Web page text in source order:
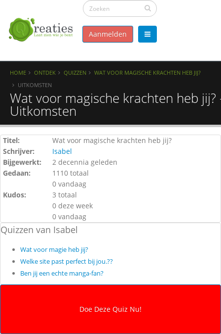
Aanmelden
HOME ONTDEK QUIZZEN
WAT VOOR MAGISCHE KRACHTEN HEB JIJ?
UITKOMSTEN
Wat voor magische krachten heb jij?
Uitkomsten
Titel:
Wat voor magische krachten heb jij?
Schrijver:
Isabel
Bijgewerkt:
2 decennia geleden
Gedaan:
1110 totaal
0 vandaag
Kudos:
3 totaal
0 deze week
0 vandaag
Quizzen van Isabel
Wat voor magie heb jij?
Welke site past perfect bij jou.??
Ben jij een echte manga-fan?